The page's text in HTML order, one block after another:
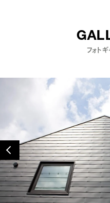
フォト
r
e
v